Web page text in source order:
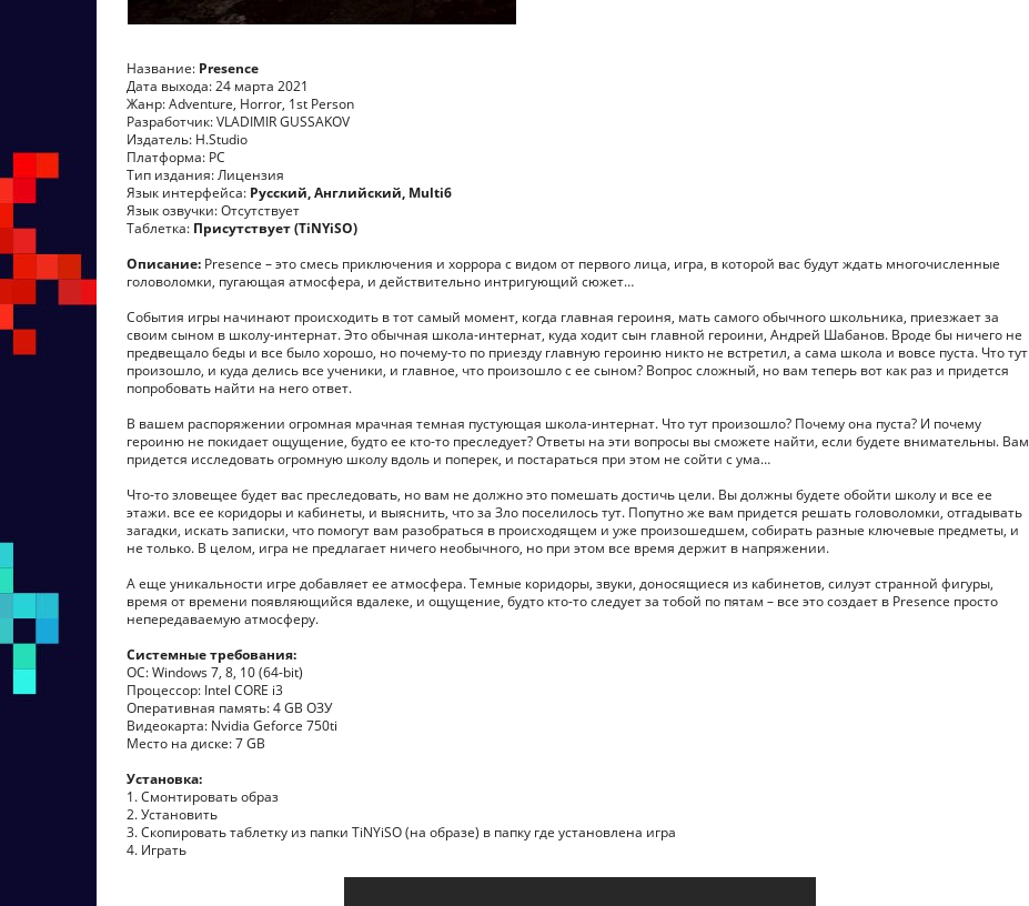
Название: Presence
Дата выхода: 24 марта 2021
Жанр: Adventure, Horror, 1st Person
Разработчик: VLADIMIR GUSSAKOV
Издатель: H.Studio
Платформа: PC
Тип издания: Лицензия
Язык интерфейса: Русский, Английский, Multi6
Язык озвучки: Отсутствует
Таблетка: Присутствует (TiNYiSO)
Описание: Presence – это смесь приключения и хоррора с видом от первого лица, игра, в которой вас будут ждать многочисленные
головоломки, пугающая атмосфера, и действительно интригующий сюжет…
События игры начинают происходить в тот самый момент, когда главная героиня, мать самого обычного школьника, приезжает за
своим сыном в школу-интернат. Это обычная школа-интернат, куда ходит сын главной героини, Андрей Шабанов. Вроде бы ничего не
предвещало беды и все было хорошо, но почему-то по приезду главную героиню никто не встретил, а сама школа и вовсе пуста. Что тут
произошло, и куда делись все ученики, и главное, что произошло с ее сыном? Вопрос сложный, но вам теперь вот как раз и придется
попробовать найти на него ответ.
В вашем распоряжении огромная мрачная темная пустующая школа-интернат. Что тут произошло? Почему она пуста? И почему
героиню не покидает ощущение, будто ее кто-то преследует? Ответы на эти вопросы вы сможете найти, если будете внимательны. Вам
придется исследовать огромную школу вдоль и поперек, и постараться при этом не сойти с ума…
Что-то зловещее будет вас преследовать, но вам не должно это помешать достичь цели. Вы должны будете обойти школу и все ее
этажи. все ее коридоры и кабинеты, и выяснить, что за Зло поселилось тут. Попутно же вам придется решать головоломки, отгадывать
загадки, искать записки, что помогут вам разобраться в происходящем и уже произошедшем, собирать разные ключевые предметы, и
не только. В целом, игра не предлагает ничего необычного, но при этом все время держит в напряжении.
А еще уникальности игре добавляет ее атмосфера. Темные коридоры, звуки, доносящиеся из кабинетов, силуэт странной фигуры,
время от времени появляющийся вдалеке, и ощущение, будто кто-то следует за тобой по пятам – все это создает в Presence просто
непередаваемую атмосферу.
Системные требования:
ОС: Windows 7, 8, 10 (64-bit)
Процессор: Intel CORE i3
Оперативная память: 4 GB ОЗУ
Видеокарта: Nvidia Geforce 750ti
Место на диске: 7 GB
Установка:
1. Смонтировать образ
2. Установить
3. Скопировать таблетку из папки TiNYiSO (на образе) в папку где установлена игра
4. Играть